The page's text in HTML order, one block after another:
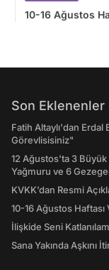
10-16 Ağustos
Son Eklenenler
Fatih Altaylı'dan
Görevlisisiniz"
12 Ağustos'ta 3 Büyük
Yağmuru ve 6
KVKK’dan Resmi
10-16 Ağustos
İlişkide Seni
Sana Yakında Aşkını